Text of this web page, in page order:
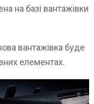
на базі вантажівки
вантажівка буде
елементах.